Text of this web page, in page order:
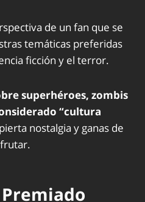
de un fan que se
temáticas preferidas
ficción y el terror.
superhéroes, zombis
“cultura
nostalgia y ganas de